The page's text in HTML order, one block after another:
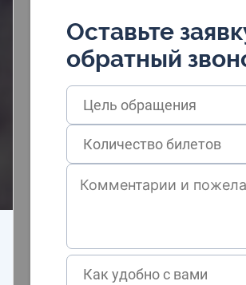
Оставьте
обратный
Цель обращения
Как удобно с вами